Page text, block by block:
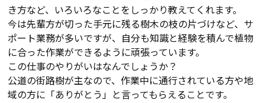
き方など、いろいろなことをしっかり教えてくれます。
今は先輩方が切った手元に残る樹木の枝の片づけなど、サ
ポート業務が多いですが、自分も知識と経験を積んで植物
に合った作業ができるように頑張っています。
この仕事のやりがいはなんでしょうか？
公道の街路樹が主なので、作業中に通行されている方や地
域の方に「ありがとう」と言ってもらえることです。